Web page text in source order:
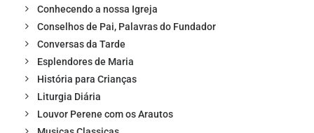
Conhecendo a nossa Igreja
Conselhos de Pai, Palavras do Fundador
Conversas da Tarde
Esplendores de Maria
História para Crianças
Liturgia Diária
Louvor Perene com os Arautos